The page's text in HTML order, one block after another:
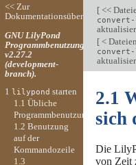
[<<
[<
2.1
sich
Die
von Zeit
<< Zur
Dokumentationsübersicht
GNU LilyPond
Programmbenutzung
v2.27.2
(development-
branch).
1 lilypond starten
1.1 Übliche
Programmbenutzung
1.2 Benutzung
auf der
Kommandozeile
1.3